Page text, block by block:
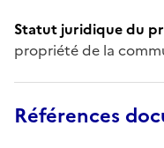
Statut juridique du
propriété de la
Références